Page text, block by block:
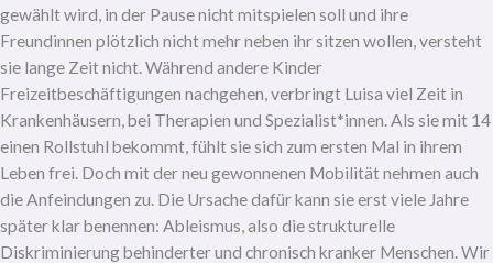
gewählt wird, in der Pause nicht mitspielen soll und ihre
Freundinnen plötzlich nicht mehr neben ihr sitzen wollen, versteht
sie lange Zeit nicht. Während andere Kinder
Freizeitbeschäftigungen nachgehen, verbringt Luisa viel Zeit in
Krankenhäusern, bei Therapien und Spezialist*innen. Als sie mit 14
einen Rollstuhl bekommt, fühlt sie sich zum ersten Mal in ihrem
Leben frei. Doch mit der neu gewonnenen Mobilität nehmen auch
die Anfeindungen zu. Die Ursache dafür kann sie erst viele Jahre
später klar benennen: Ableismus, also die strukturelle
Diskriminierung behinderter und chronisch kranker Menschen. Wir